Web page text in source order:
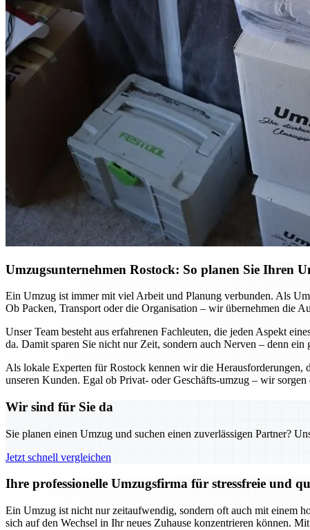
Umzugsunternehmen Rostock: So planen Sie Ihren
Ein Umzug ist immer mit viel Arbeit und Planung verbunden. Als
Ob Packen, Transport oder die Organisation – wir übernehmen die
Unser Team besteht aus erfahrenen Fachleuten, die jeden Aspekt
da. Damit sparen Sie nicht nur Zeit, sondern auch Nerven – denn
Als lokale Experten für Rostock kennen wir die Herausforderungen,
unseren Kunden. Egal ob Privat- oder Geschäfts-umzug – wir
Wir sind für Sie da
Sie planen einen Umzug und suchen einen zuverlässigen Partner?
Jetzt schnell vergleichen
Ihre professionelle Umzugsfirma für stressfreie und
Ein Umzug ist nicht nur zeitaufwendig, sondern oft auch mit einem
sich auf den Wechsel in Ihr neues Zuhause konzentrieren können.